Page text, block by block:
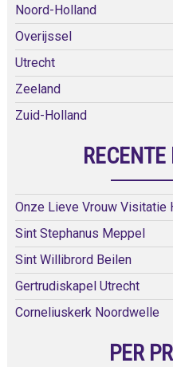
Noord-Holland
Overijssel
Utrecht
Zeeland
Zuid-Holland
Onze Lieve Vrouw Visitatie
Sint Stephanus Meppel
Sint Willibrord Beilen
Gertrudiskapel Utrecht
Corneliuskerk Noordwelle
PER